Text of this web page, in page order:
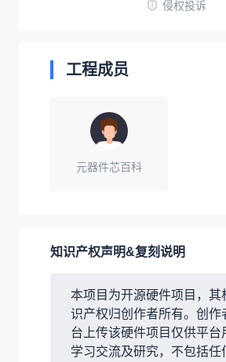
侵权投诉
工程成员
元器件芯百科
知识产权声明&复刻说明
本项目为开源硬件项目，其
识产权归创作者所有。创作
台上传该硬件项目仅供平台
学习交流及研究，不包括任